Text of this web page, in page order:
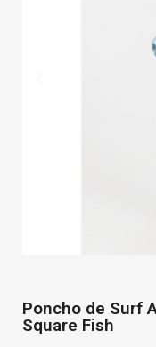
Poncho de Surf
Square Fish